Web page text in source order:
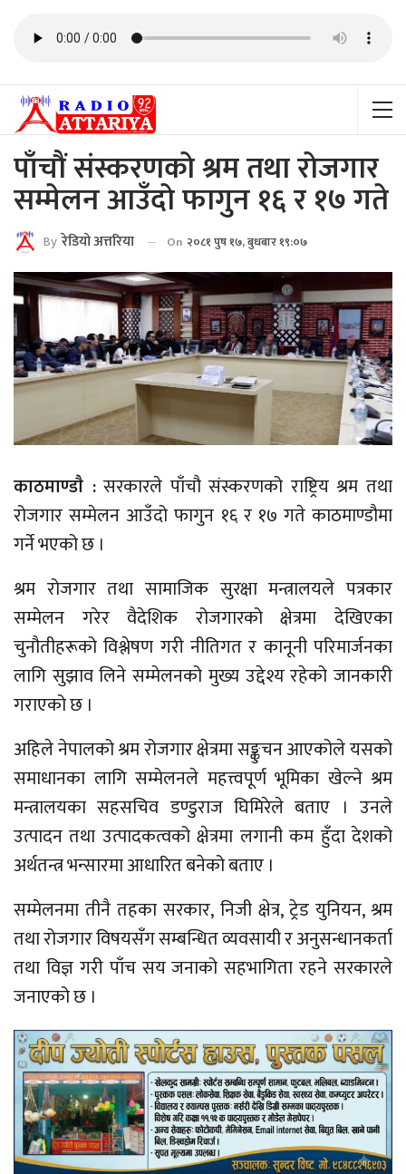
पाँचाैं संस्करणकाे श्रम तथा राेजगार
सम्मेलन आउँदाे फागुन १६ र १७ गते
By रेडियाे अत्तरिया On २०८१ पुष १७, बुधबार १९:०७
काठमाण्डाै :सरकारले पाँचौ संस्करणको राष्ट्रिय श्रम तथा
रोजगार सम्मेलन आउँदो फागुन १६ र १७ गते काठमाण्डौमा
गर्ने भएको छ ।
श्रम रोजगार तथा सामाजिक सुरक्षा मन्त्रालयले पत्रकार
सम्मेलन गरेर वैदेशिक रोजगारको क्षेत्रमा देखिएका
चुनौतीहरूको विश्लेषण गरी नीतिगत र कानूनी परिमार्जनका
लागि सुझाव लिने सम्मेलनको मुख्य उद्देश्य रहेको जानकारी
गराएको छ ।
अहिले नेपालको श्रम रोजगार क्षेत्रमा सङ्कुचन आएकोले यसको
समाधानका लागि सम्मेलनले महत्त्वपूर्ण भूमिका खेल्ने श्रम
मन्त्रालयका सहसचिव डण्डुराज घिमिरेले बताए । उनले
उत्पादन तथा उत्पादकत्वको क्षेत्रमा लगानी कम हुँदा देशको
अर्थतन्त्र भन्सारमा आधारित बनेको बताए ।
सम्मेलनमा तीनै तहका सरकार, निजी क्षेत्र, ट्रेड युनियन, श्रम
तथा रोजगार विषयसँग सम्बन्धित व्यवसायी र अनुसन्धानकर्ता
तथा विज्ञ गरी पाँच सय जनाको सहभागिता रहने सरकारले
जनाएको छ ।